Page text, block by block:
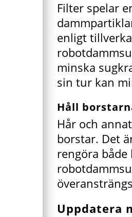
Filter spelar
enligt
minska
sin tur kan
Håll
Hår och
borstar. Det
rengöra
Uppdatera